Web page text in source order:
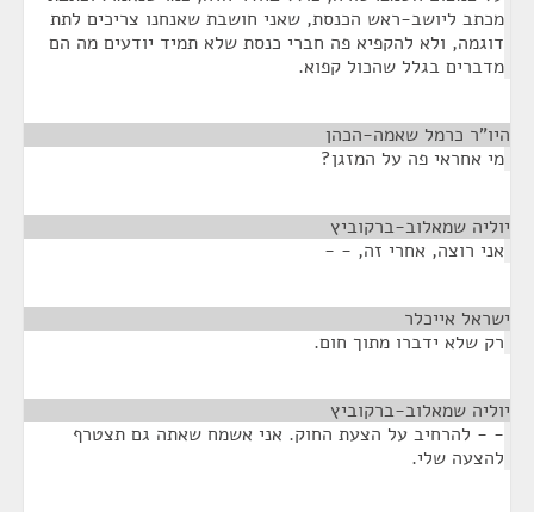
מכתב ליושב-ראש הכנסת, שאני חושבת שאנחנו צריכים לתת
דוגמה, ולא להקפיא פה חברי כנסת שלא תמיד יודעים מה הם
מדברים בגלל שהכול קפוא.
היו"ר כרמל שאמה-הכהן
מי אחראי פה על המזגן?
יוליה שמאלוב-ברקוביץ
אני רוצה, אחרי זה, - -
ישראל אייכלר
רק שלא ידברו מתוך חום.
יוליה שמאלוב-ברקוביץ
- - להרחיב על הצעת החוק. אני אשמח שאתה גם תצטרף
להצעה שלי.